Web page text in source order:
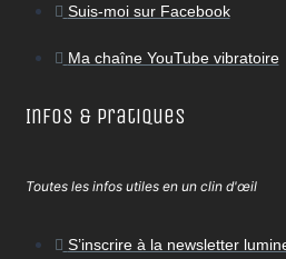
Suis-moi sur Facebook
Ma chaîne YouTube vibratoire
Infos & Pratiques
Toutes les infos utiles en un clin d'œil
S’inscrire à la newsletter